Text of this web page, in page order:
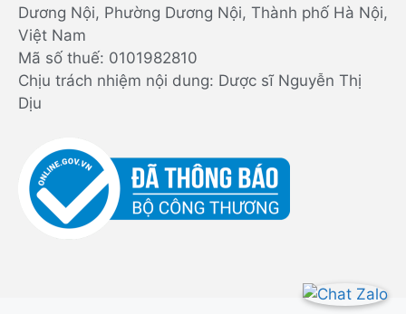
Dương Nội, Phường Dương Nội, Thành phố Hà Nội,
Việt Nam
Mã số thuế: 0101982810
Chịu trách nhiệm nội dung: Dược sĩ Nguyễn Thị
Dịu